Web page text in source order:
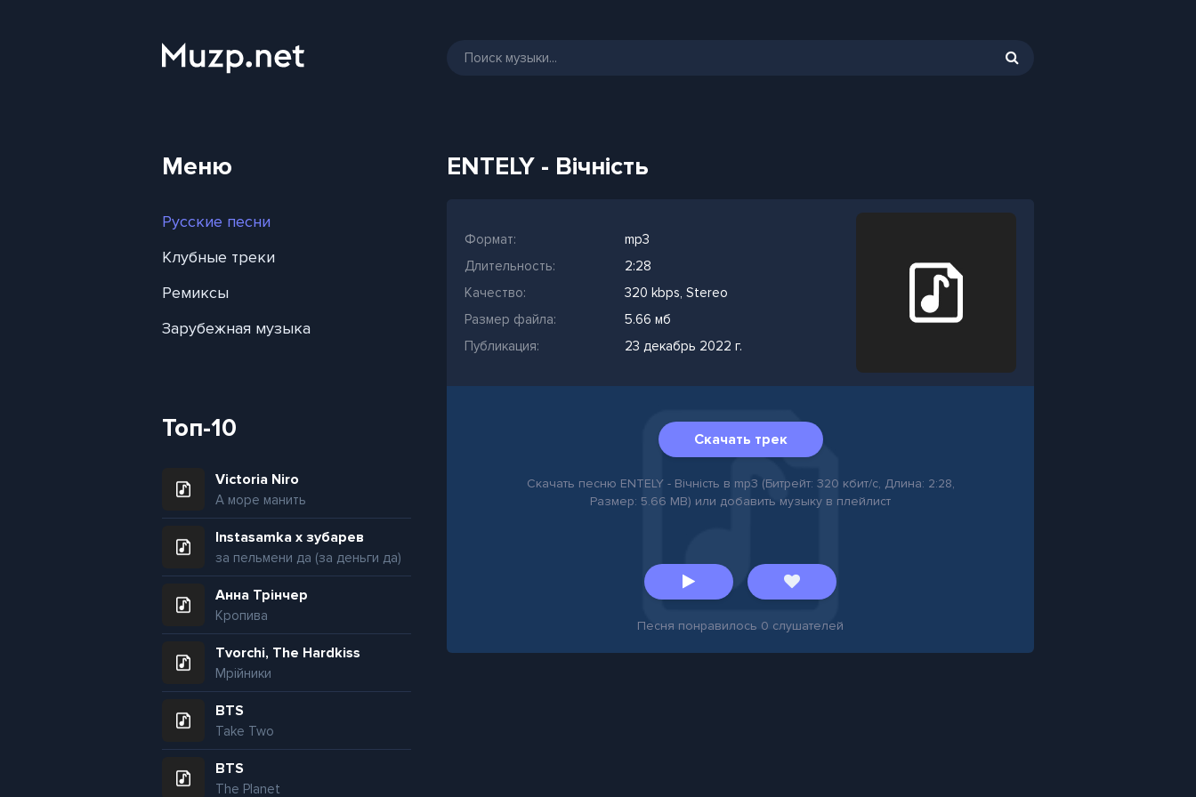
Меню
Русские песни
Клубные треки
Ремиксы
Зарубежная музыка
Топ-10
Victoria Niro
А море манить
Instasamka x зубарев
за пельмени да (за деньги да)
Анна Трінчер
Кропива
Tvorchi, The Hardkiss
Мрійники
BTS
Take Two
BTS
The Planet
ENTELY - Вічність
Формат:
mp3
Длительность:
2:28
Качество:
320 kbps, Stereo
Размер файла:
5.66 мб
Публикация:
23 декабрь 2022 г.
Скачать трек
Скачать песню ENTELY - Вічність в mp3 (Битрейт: 320 кбит/с, Длина: 2:28,
Размер: 5.66 MB) или добавить музыку в плейлист
Песня понравилось 0 слушателей